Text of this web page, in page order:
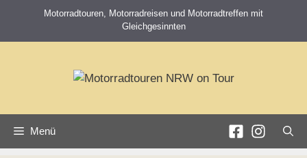
springen
Motorradtouren, Motorradreisen und Motorradtreffen mit
Gleichgesinnten
Menü